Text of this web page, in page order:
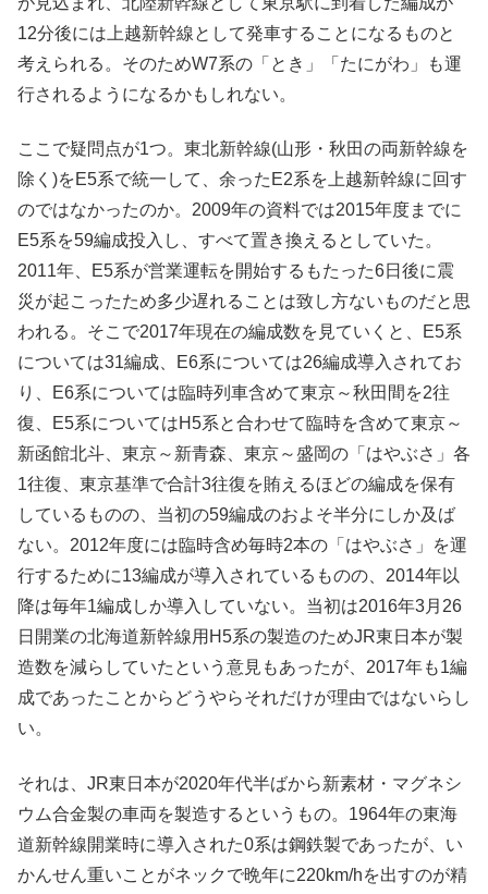
12分後には上越新幹線として発車することになるものと
考えられる。そのためW7系の「とき」「たにがわ」も運
行されるようになるかもしれない。
ここで疑問点が1つ。東北新幹線(山形・秋田の両新幹線を
除く)をE5系で統一して、余ったE2系を上越新幹線に回す
のではなかったのか。2009年の資料では2015年度までに
E5系を59編成投入し、すべて置き換えるとしていた。
2011年、E5系が営業運転を開始するもたった6日後に震
災が起こったため多少遅れることは致し方ないものだと思
われる。そこで2017年現在の編成数を見ていくと、E5系
については31編成、E6系については26編成導入されてお
り、E6系については臨時列車含めて東京～秋田間を2往
復、E5系についてはH5系と合わせて臨時を含めて東京～
新函館北斗、東京～新青森、東京～盛岡の「はやぶさ」各
1往復、東京基準で合計3往復を賄えるほどの編成を保有
しているものの、当初の59編成のおよそ半分にしか及ば
ない。2012年度には臨時含め毎時2本の「はやぶさ」を運
行するために13編成が導入されているものの、2014年以
降は毎年1編成しか導入していない。当初は2016年3月26
日開業の北海道新幹線用H5系の製造のためJR東日本が製
造数を減らしていたという意見もあったが、2017年も1編
成であったことからどうやらそれだけが理由ではないらし
い。
それは、JR東日本が2020年代半ばから新素材・マグネシ
ウム合金製の車両を製造するというもの。1964年の東海
道新幹線開業時に導入された0系は鋼鉄製であったが、い
かんせん重いことがネックで晩年に220km/hを出すのが精